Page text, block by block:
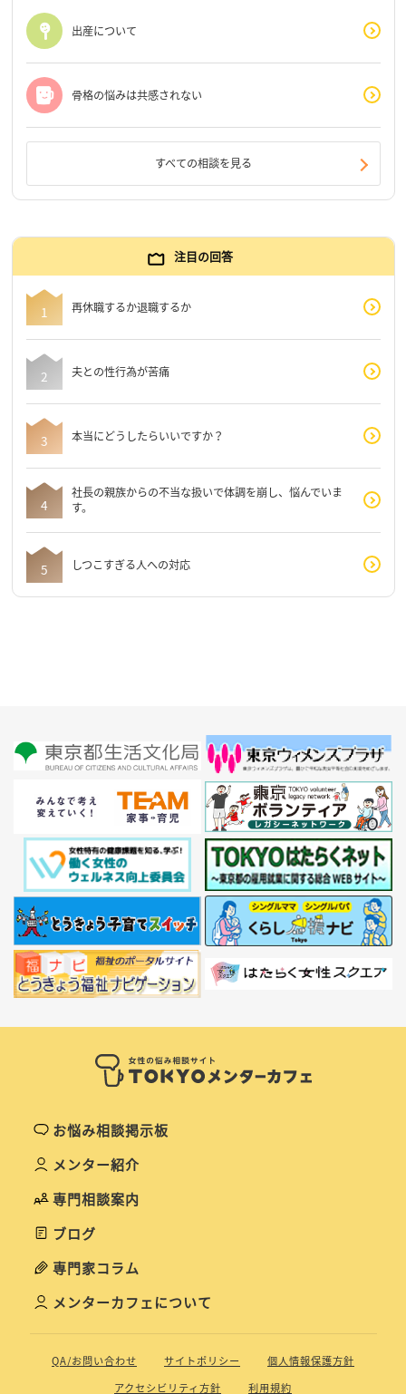
出産について
骨格の悩みは共感されない
すべての相談を見る
注目の回答
再休職するか退職するか
夫との性行為が苦痛
本当にどうしたらいいですか？
社長の親族からの不当な扱いで体調を崩し、悩んでいま
す。
しつこすぎる人への対応
お悩み相談掲示板
メンター紹介
専門相談案内
ブログ
専門家コラム
メンターカフェについて
QA/お問い合わせ サイトポリシー
個人情報保護方針
アクセシビリティ方針
利用規約